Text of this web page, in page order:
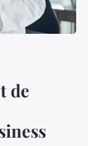
de